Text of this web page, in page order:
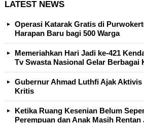
LATEST NEWS
Operasi Katarak Gratis di
Harapan Baru bagi 500 Warga
Memeriahkan Hari Jadi ke-421
Tv Swasta Nasional Gelar Berbagai
Gubernur Ahmad Luthfi Ajak Aktivis
Kritis
Ketika Ruang Kesenian Belum
Perempuan dan Anak Masih